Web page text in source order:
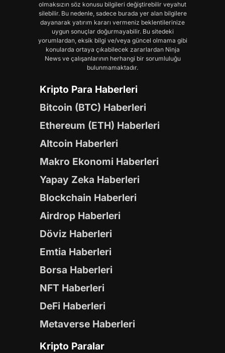
olmaksızın söz konusu bilgileri değiştirebilir veyahut
silebilir. Bu nedenle, sadece burada yer alan bilgilere
dayanarak yatırım kararı vermeniz beklentilerinize
uygun sonuçlar doğurmayabilir. Bu sitedeki
yorumlardan, eksik bilgi ve/veya güncel olmama gibi
konularda ortaya çıkabilecek zararlardan Ninja
News ve çalışanlarının herhangi bir sorumluluğu
bulunmamaktadır.
Kripto Para Haberleri
Bitcoin (BTC) Haberleri
Ethereum (ETH) Haberleri
Altcoin Haberleri
Makro Ekonomi Haberleri
Yapay Zeka Haberleri
Blockchain Haberleri
Airdrop Haberleri
Döviz Haberleri
Emtia Haberleri
Borsa Haberleri
NFT Haberleri
DeFi Haberleri
Metaverse Haberleri
Kripto Paralar